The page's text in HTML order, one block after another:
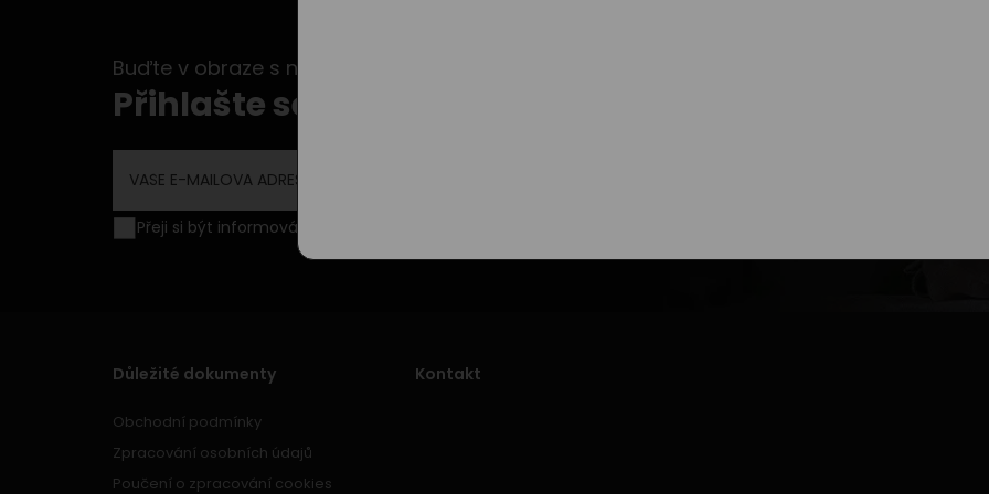
Buďte v obraze s našimi newslettery...
Přihlašte se k odběru novinek
Přeji si být informován o novinkách a akčních nabídkách e-mailem a souhlasím se
Důležité dokumenty
Obchodní podmínky
Zpracování osobních údajů
Poučení o zpracování cookies
Kontakt